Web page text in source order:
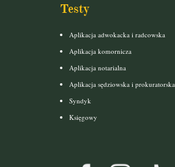
Testy
Aplikacja adwokacka i radcowska
Aplikacja komornicza
Aplikacja notarialna
Aplikacja sędziowska i prokuratorska
Syndyk
Księgowy